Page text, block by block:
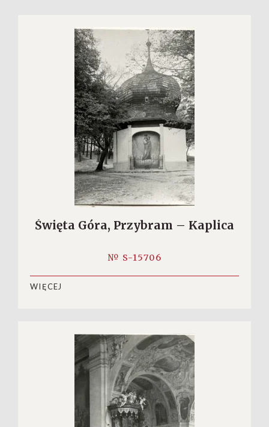
Święta Góra, Przybram – Kaplica
№ S-15706
WIĘCEJ